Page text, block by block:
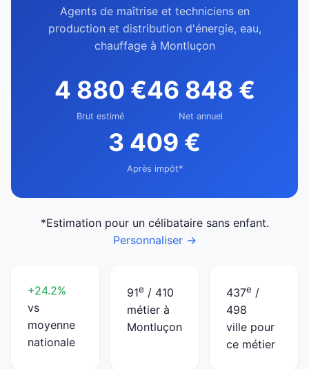
Agents de maîtrise et techniciens en
production et distribution d'énergie, eau,
chauffage à Montluçon
4 880 €
Brut estimé
46 848 €
Net annuel
3 409 €
Après impôt*
*Estimation pour un célibataire sans enfant.
Personnaliser →
+24.2%
vs
moyenne
nationale
91e / 410
métier à
Montluçon
437e /
498
ville pour
ce métier